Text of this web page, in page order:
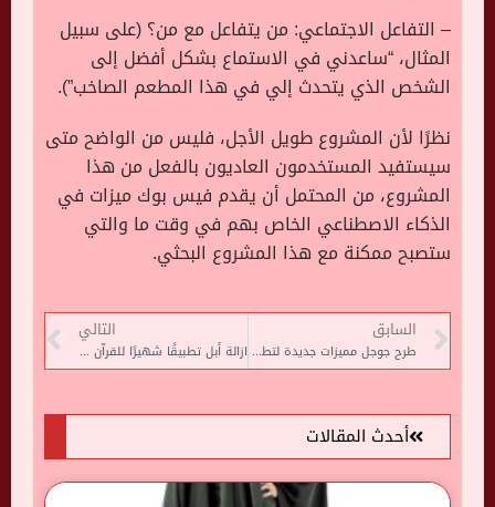
– التفاعل الاجتماعي: من يتفاعل مع من؟ (على سبيل
المثال، “ساعدني في الاستماع بشكل أفضل إلى
الشخص الذي يتحدث إلي في هذا المطعم الصاخب”).
نظرًا لأن المشروع طويل الأجل، فليس من الواضح متى
سيستفيد المستخدمون العاديون بالفعل من هذا
المشروع، من المحتمل أن يقدم فيس بوك ميزات في
الذكاء الاصطناعي الخاص بهم في وقت ما والتي
ستصبح ممكنة مع هذا المشروع البحثي.
السابق
طرح جوجل مميزات جديدة لتطبيق Google Maps
التالي
ازالة أبل تطبيقًا شهيرًا للقرآن الكريم فى الصين
أحدث المقالات